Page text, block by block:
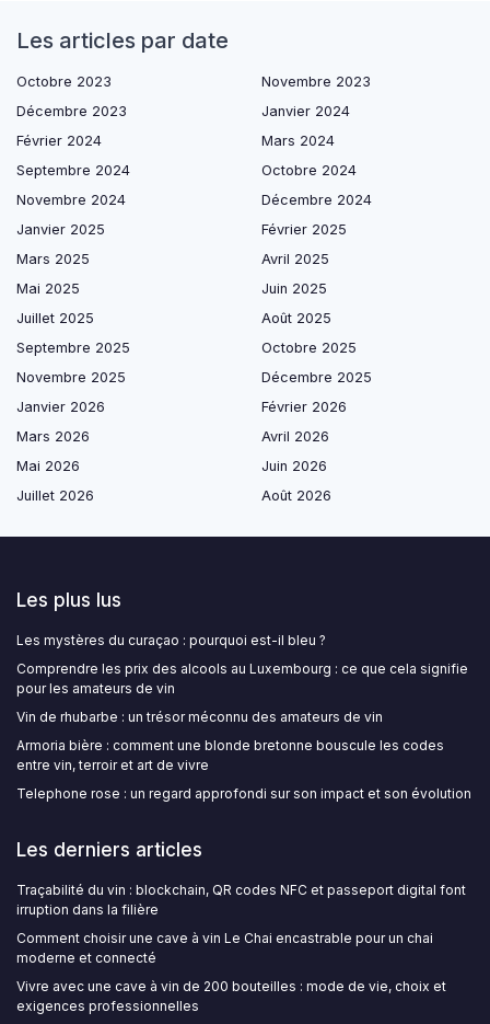
Les articles par date
Octobre 2023
Novembre 2023
Décembre 2023
Janvier 2024
Février 2024
Mars 2024
Septembre 2024
Octobre 2024
Novembre 2024
Décembre 2024
Janvier 2025
Février 2025
Mars 2025
Avril 2025
Mai 2025
Juin 2025
Juillet 2025
Août 2025
Septembre 2025
Octobre 2025
Novembre 2025
Décembre 2025
Janvier 2026
Février 2026
Mars 2026
Avril 2026
Mai 2026
Juin 2026
Juillet 2026
Août 2026
Les plus lus
Les mystères du curaçao : pourquoi est-il bleu ?
Comprendre les prix des alcools au Luxembourg : ce que cela signifie
pour les amateurs de vin
Vin de rhubarbe : un trésor méconnu des amateurs de vin
Armoria bière : comment une blonde bretonne bouscule les codes
entre vin, terroir et art de vivre
Telephone rose : un regard approfondi sur son impact et son évolution
Les derniers articles
Traçabilité du vin : blockchain, QR codes NFC et passeport digital font
irruption dans la filière
Comment choisir une cave à vin Le Chai encastrable pour un chai
moderne et connecté
Vivre avec une cave à vin de 200 bouteilles : mode de vie, choix et
exigences professionnelles